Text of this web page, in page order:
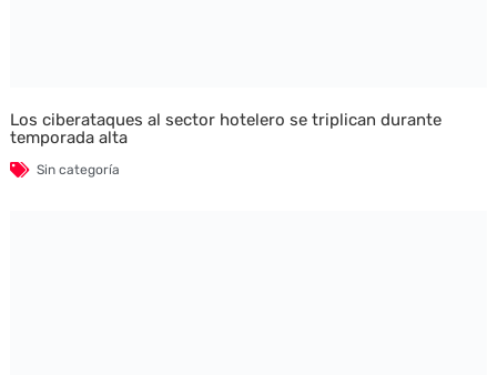
Los ciberataques al sector hotelero se triplican durante
temporada alta
Sin categoría